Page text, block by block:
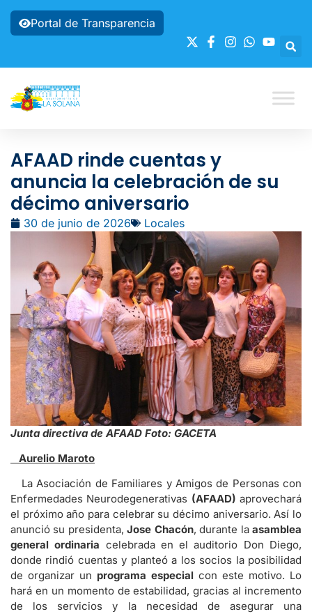
Portal de Transparencia
AFAAD rinde cuentas y
anuncia la celebración de su
décimo aniversario
30 de junio de 2026 Locales
Junta directiva de AFAAD Foto: GACETA
Aurelio Maroto
La Asociación de Familiares y Amigos de Personas con
Enfermedades Neurodegenerativas (AFAAD)aprovechará
el próximo año para celebrar su décimo aniversario. Así lo
anunció su presidenta,Jose Chacón, durante laasamblea
general ordinaria celebrada en el auditorio Don Diego,
donde rindió cuentas y planteó a los socios la posibilidad
de organizar un programa especial con este motivo. Lo
hará en un momento de estabilidad, gracias al incremento
de los servicios y la necesidad de asegurar una